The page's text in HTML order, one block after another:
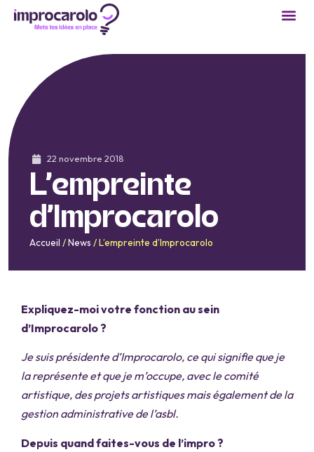
22 novembre 2018
L’empreinte
d’Improcarolo
Accueil /News /L’empreinte d’Improcarolo
Expliquez-moi votre fonction au sein
d’Improcarolo ?
Je suis présidente d’Improcarolo, ce qui signifie que je
la représente et que je m’occupe, avec le comité
artistique, des projets artistiques mais également de la
gestion administrative de l’asbl.
Depuis quand faites-vous de l’impro ?